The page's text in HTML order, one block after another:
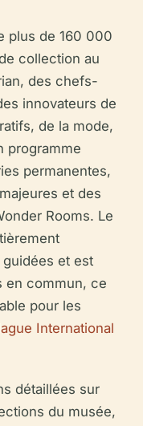
plus de 160 000
collection au
des chefs-
innovateurs de
de la mode,
programme
permanentes,
et des
Rooms. Le
et est
en commun, ce
pour les
International
détaillées sur
du musée,